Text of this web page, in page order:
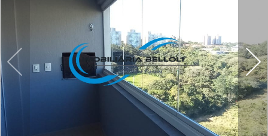
Fichas cadastrais
Financiamento
Hotsites
Política de privacidade